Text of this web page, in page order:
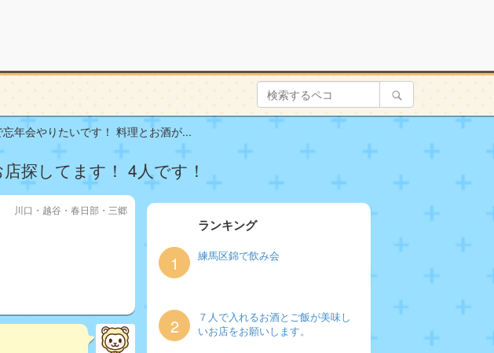
年会やりたいです！ 料理とお酒が...
探してます！ 4人です！
川口・越谷・春日部・三郷
ランキング
1 練馬区錦で飲み会
2
７人で入れるお酒とご飯が美味し
いお店をお願いします。